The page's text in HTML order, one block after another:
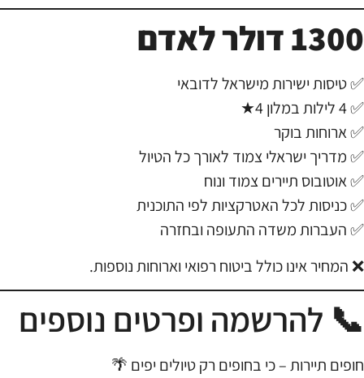
1300 דולר לאדם
✅ טיסות ישירות מישראל לדובאי
✅ 4 לילות במלון 4★
✅ ארוחות בוקר
✅ מדריך ישראלי צמוד לאורך כל הטיול
✅ אוטובוס תיירים צמוד ונוח
✅ כניסות לכל האטרקציות לפי התוכנית
✅ העברות משדה התעופה ובחזרה
❌ המחיר אינו כולל ביטוח רפואי וארוחות נוספות.
📞 להרשמה ופרטים נוספים
חופים תיירות – כי בחופים רק טיולים יפים 🌴